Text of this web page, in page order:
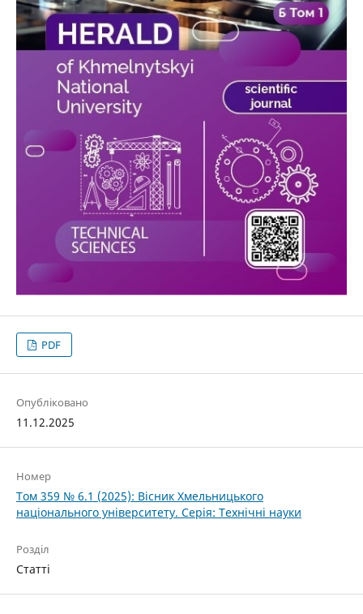
PDF
Опубліковано
11.12.2025
Номер
Том 359 № 6.1 (2025): Вісник Хмельницького
національного університету. Серія: Технічні науки
Розділ
Статті